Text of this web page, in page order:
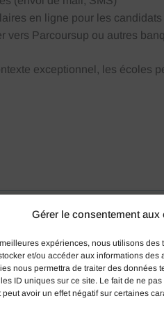
Gérer le consentement aux
expériences, nous utilisons
et/ou accéder aux informations des
nous permettra de traiter des données
ID uniques sur ce site. Le fait de ne
avoir un effet négatif sur certaines
en ligne pour les
vers Parcoursup ou autres
exceptionnel, les écoles